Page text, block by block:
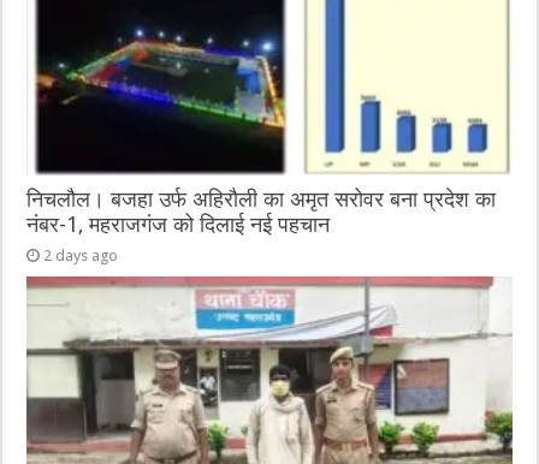
निचलौल। बजहा उर्फ अहिरौली का अमृत सरोवर बना प्रदेश का
नंबर-1, महराजगंज को दिलाई नई पहचान
2 days ago